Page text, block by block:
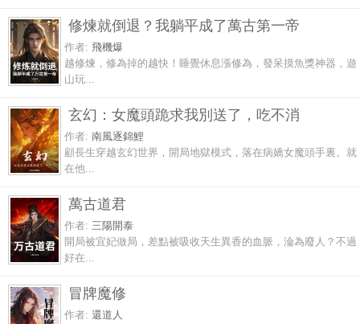
修煉就倒退？我躺平成了萬古第一帝
作者: 飛機爆
越修煉，修為掉的越快！睡覺休息漲修為，發呆摸魚獎神器，遊
山玩...
玄幻：女魔頭跪求我別送了，吃不消
作者: 南風逐錦鯉
顧長生穿越玄幻世界，開局地獄模式，落在病嬌女魔頭手裏。就
在他...
萬古道君
作者: 三陽開泰
開局被宜妃做局，差點被吸收天生異香的血脈，淪為廢人？不過
好在...
冒牌魔修
作者: 還道人